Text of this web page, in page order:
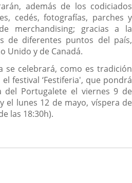
además de los codiciados
cedés, fotografías, parches y
merchandising; gracias a la
de diferentes puntos del país,
Unido y de Canadá.
se celebrará, como es tradición
festival ‘Festiferia', que pondrá
del Portugalete el viernes 9 de
el lunes 12 de mayo, víspera de
las 18:30h).